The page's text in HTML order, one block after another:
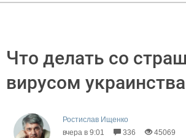
Что делать со
вирусом украинства
Ростислав Ищенко
вчера в 9:01
336 45069